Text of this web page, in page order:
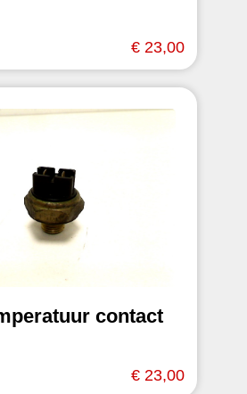
€ 23,00
contact
€ 23,00